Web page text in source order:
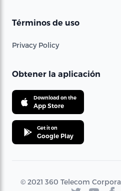
Términos de uso
Privacy Policy
Obtener la aplicación
Download on the
App Store
Get it on
Google Play
© 2021 360 Telecom